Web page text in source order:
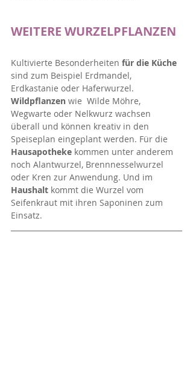
WEITERE WURZELPFLANZEN
Kultivierte Besonderheiten für die Küche
sind zum Beispiel Erdmandel,
Erdkastanie oder Haferwurzel.
Wildpflanzen wie  Wilde Möhre,
Wegwarte oder Nelkwurz wachsen
überall und können kreativ in den
Speiseplan eingeplant werden. Für die
Hausapotheke kommen unter anderem
noch Alantwurzel, Brennnesselwurzel
oder Kren zur Anwendung. Und im
Haushalt kommt die Wurzel vom
Seifenkraut mit ihren Saponinen zum
Einsatz.